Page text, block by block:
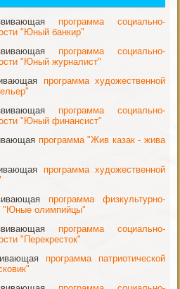
программа социально-
"Юный банкир"
программа социально-
"Юный журналист"
программа художественной
программа социально-
"Юный финансист"
программа "Жив казак - жива
программа художественной
программа физкультурно-
"Юные олимпийцы"
программа социально-
"Перекресток"
программа патриотической